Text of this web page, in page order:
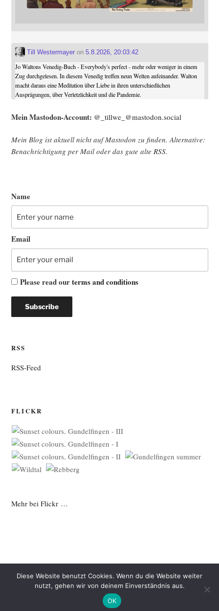
Till Westermayeron 5.8.2026, 20:03:42
Jo Waltons Venedig-Buch - Everybody's perfect - mehr oder weniger in einem
Zug durchgelesen. In diesem Venedig treffen neun Welten aufeinander. Walton
macht daraus eine Meditation über Liebe in ihren unterschiedlichen
Ausprägungen, über Verletzlichkeit und die Pandemie.
Mein Mast­o­don-Account: @_tillwe_@mastodon.social
Mein Blog ist aktu­ell nicht auf Mast­o­don zu fin­den. Alter­na­ti­ve:
Benach­rich­ti­gung per Mail oder das gute alte RSS.
Name
Email
Please read ourterms and conditions
RSS
RSS-Feed
FLICKR
Mehr bei Flickr …
Datenschutzerklärung Mit Stolz präsentiert von WordPress
Diese Website benutzt Cookies. Wenn du die Website weiter
nutzt, gehen wir von deinem Einverständnis aus.
OK